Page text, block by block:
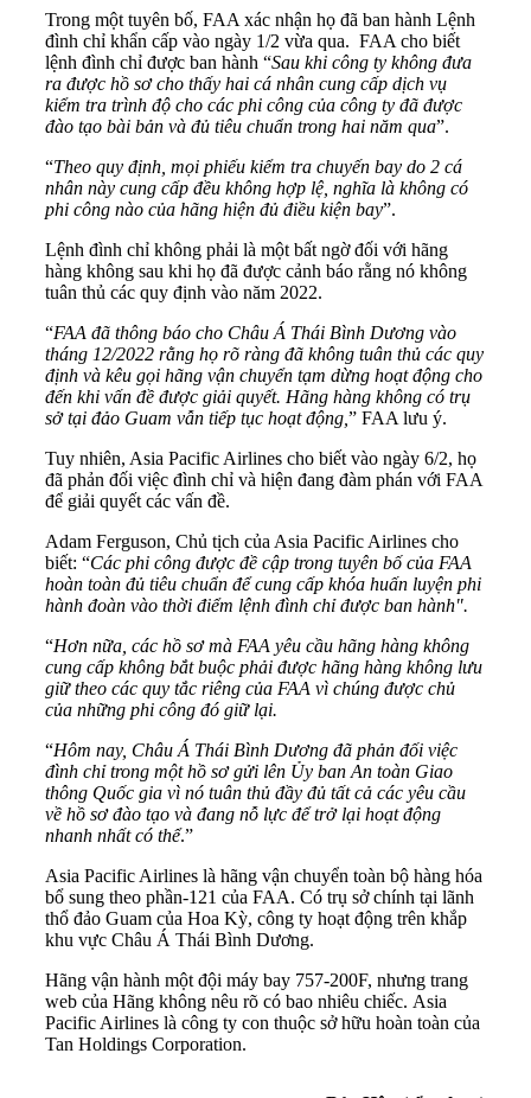
Trong một tuyên bố, FAA xác nhận họ đã ban hành Lệnh
đình chỉ khẩn cấp vào ngày 1/2 vừa qua. FAA cho biết
lệnh đình chỉ được ban hành “Sau khi công ty không đưa
ra được hồ sơ cho thấy hai cá nhân cung cấp dịch vụ
kiểm tra trình độ cho các phi công của công ty đã được
đào tạo bài bản và đủ tiêu chuẩn trong hai năm qua”.
“Theo quy định, mọi phiếu kiểm tra chuyến bay do 2 cá
nhân này cung cấp đều không hợp lệ, nghĩa là không có
phi công nào của hãng hiện đủ điều kiện bay”.
Lệnh đình chỉ không phải là một bất ngờ đối với hãng
hàng không sau khi họ đã được cảnh báo rằng nó không
tuân thủ các quy định vào năm 2022.
“FAA đã thông báo cho Châu Á Thái Bình Dương vào
tháng 12/2022 rằng họ rõ ràng đã không tuân thủ các quy
định và kêu gọi hãng vận chuyển tạm dừng hoạt động cho
đến khi vấn đề được giải quyết. Hãng hàng không có trụ
sở tại đảo Guam vẫn tiếp tục hoạt động, ” FAA lưu ý.
Tuy nhiên, Asia Pacific Airlines cho biết vào ngày 6/2, họ
đã phản đối việc đình chỉ và hiện đang đàm phán với FAA
để giải quyết các vấn đề.
Adam Ferguson, Chủ tịch của Asia Pacific Airlines cho
biết: “Các phi công được đề cập trong tuyên bố của FAA
hoàn toàn đủ tiêu chuẩn để cung cấp khóa huấn luyện phi
hành đoàn vào thời điểm lệnh đình chỉ được ban hành".
“Hơn nữa, các hồ sơ mà FAA yêu cầu hãng hàng không
cung cấp không bắt buộc phải được hãng hàng không lưu
giữ theo các quy tắc riêng của FAA vì chúng được chủ
của những phi công đó giữ lại.
“Hôm nay, Châu Á Thái Bình Dương đã phản đối việc
đình chỉ trong một hồ sơ gửi lên Ủy ban An toàn Giao
thông Quốc gia vì nó tuân thủ đầy đủ tất cả các yêu cầu
về hồ sơ đào tạo và đang nỗ lực để trở lại hoạt động
nhanh nhất có thể.”
Asia Pacific Airlines là hãng vận chuyển toàn bộ hàng hóa
bổ sung theo phần-121 của FAA. Có trụ sở chính tại lãnh
thổ đảo Guam của Hoa Kỳ, công ty hoạt động trên khắp
khu vực Châu Á Thái Bình Dương.
Hãng vận hành một đội máy bay 757-200F, nhưng trang
web của Hãng không nêu rõ có bao nhiêu chiếc. Asia
Pacific Airlines là công ty con thuộc sở hữu hoàn toàn của
Tan Holdings Corporation.